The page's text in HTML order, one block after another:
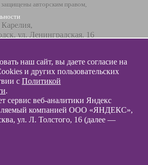
защищены авторским правом,
ул. Ленинградская, 16
и поддержка сайта ООО «
наш сайт, вы даете согласие на
и других пользовательских
с Политикой
.
сервис веб-аналитики Яндекс
компанией ООО «ЯНДЕКС»,
ул. Л. Толстого, 16 (далее —